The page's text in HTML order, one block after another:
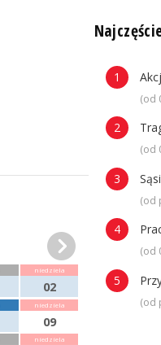
niedziela
02
niedziela
09
niedziela
(od
(od
(od
(od
(od